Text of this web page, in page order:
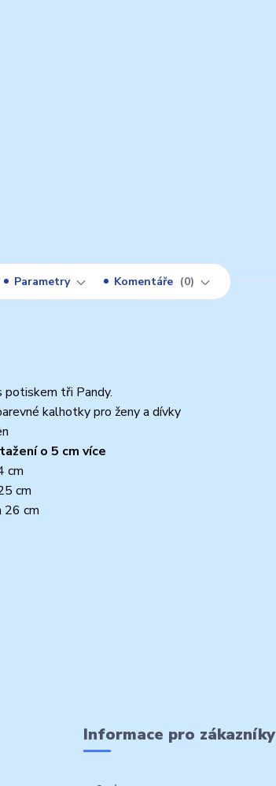
Parametry Komentáře 0
potiskem tři Pandy.
kalhotky pro ženy a dívky
o 5 cm více
cm
cm
26 cm
Informace pro zákazníky